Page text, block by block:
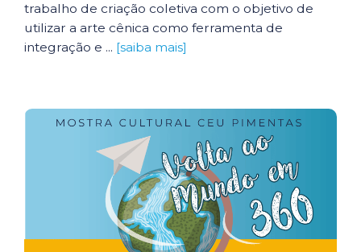
trabalho de criação coletiva com o objetivo de
utilizar a arte cênica como ferramenta de
integração e ... [saiba mais]